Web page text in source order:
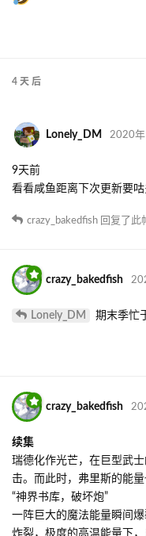
4 天 后
Lonely_DM 2020年
9天前
看看咸鱼距离下次更新要咕
crazy_bakedfish 回复了此
crazy_bakedfish
Lonely_DM 期末季忙
crazy_bakedfish
续集
瑞德化作光芒，在巨型武
击。而此时，弗里斯的能量
“神界书库，破坏炮”
一阵巨大的魔法能量瞬间